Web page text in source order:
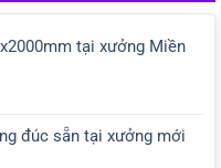
tại xưởng Miền
đúc sẵn tại xưởng mới